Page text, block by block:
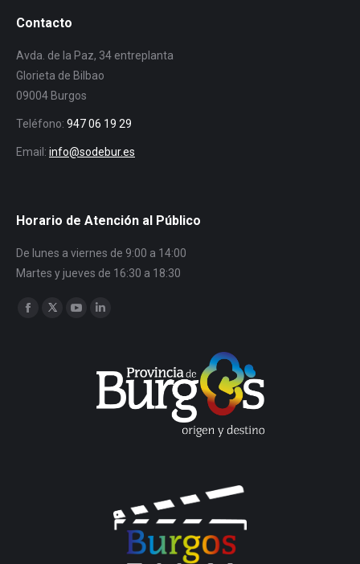
Contacto
Avda. de la Paz, 34 entreplanta
Glorieta de Bilbao
09004 Burgos
Teléfono: 947 06 19 29
Email: info@sodebur.es
Horario de Atención al Público
De lunes a viernes de 9:00 a 14:00
Martes y jueves de 16:30 a 18:30
Encuéntranos en:
Facebook